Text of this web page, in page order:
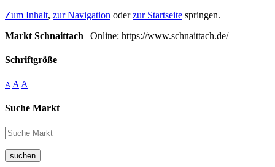
Zum Inhalt, zur Navigation oderzur Startseite springen.
Markt Schnaittach | Online: https://www.schnaittach.de/
Schriftgröße
A A A
Suche Markt
suchen